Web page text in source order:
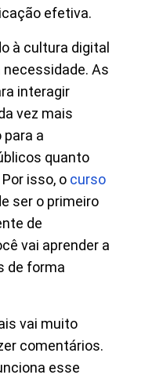
efetiva.
à cultura digital
necessidade. As
interagir
vez mais
a
quanto
isso, o curso
ser o primeiro
de
vai aprender a
de forma
vai muito
comentários.
esse